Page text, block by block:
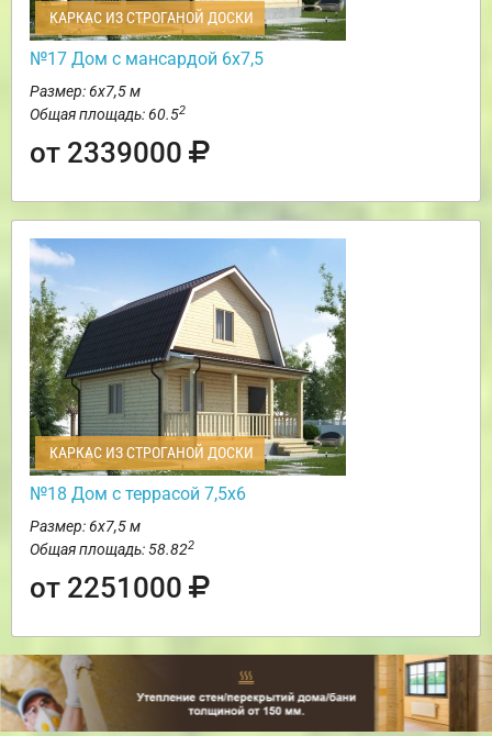
КАРКАС ИЗ СТРОГАНОЙ ДОСКИ
№17 Дом с мансардой 6х7,5
Размер: 6х7,5 м
Общая площадь: 60.52
от 2339000
КАРКАС ИЗ СТРОГАНОЙ ДОСКИ
№18 Дом с террасой 7,5х6
Размер: 6х7,5 м
Общая площадь: 58.822
от 2251000